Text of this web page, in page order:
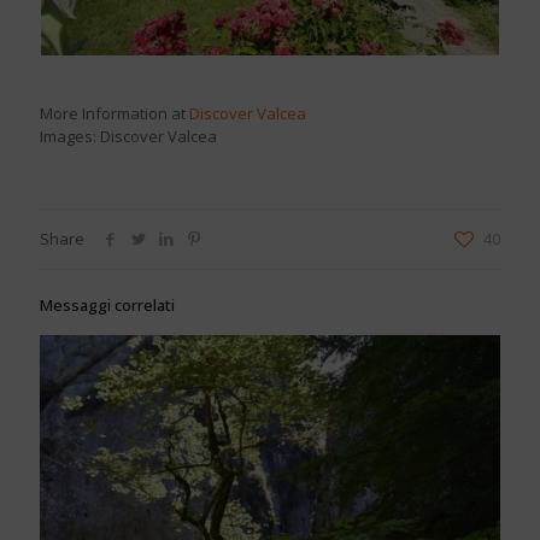
More Information at Discover Valcea
Images: Discover Valcea
Share 40
Messaggi correlati